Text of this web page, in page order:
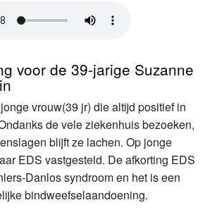
voor de 39-jarige Suzanne
vrouw(39 jr) die altijd positief in
de vele ziekenhuis bezoeken,
blijft ze lachen. Op jonge
EDS vastgesteld. De afkorting EDS
Danlos syndroom en het is een
bindweefselaandoening.